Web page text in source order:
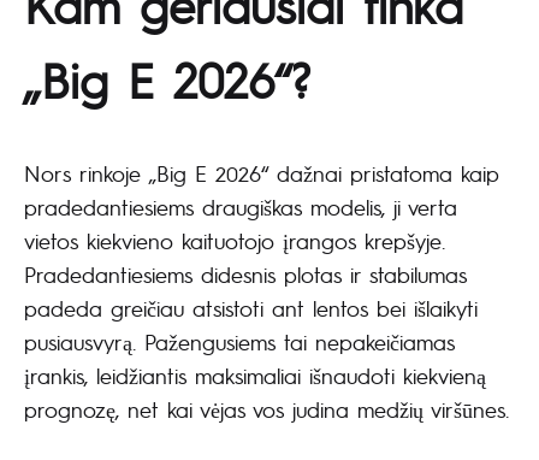
„Big E 2026“?
Nors rinkoje „Big E 2026“ dažnai pristatoma kaip
pradedantiesiems draugiškas modelis, ji verta
vietos kiekvieno kaituotojo įrangos krepšyje.
Pradedantiesiems didesnis plotas ir stabilumas
padeda greičiau atsistoti ant lentos bei išlaikyti
pusiausvyrą. Pažengusiems tai nepakeičiamas
įrankis, leidžiantis maksimaliai išnaudoti kiekvieną
prognozę, net kai vėjas vos judina medžių viršūnes.